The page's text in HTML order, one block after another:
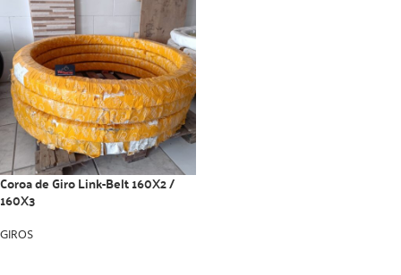
Coroa de Giro Link-Belt 160X2 /
160X3
GIROS